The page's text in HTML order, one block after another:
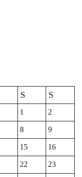
S S
1
2
8
9
15
16
22
23